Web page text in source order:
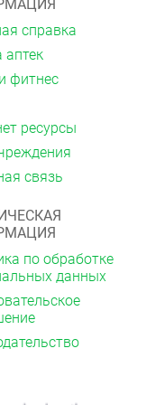
другими
внимания
500 мг.
(ПВХ/
применению
в
по
справка
аптек
фитнес
ресурсы
связь
по обработке
данных